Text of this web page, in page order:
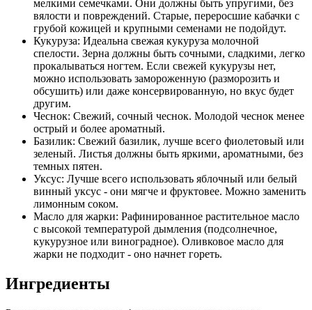
мелкими семечками. Они должны быть упругими, без
вялости и повреждений. Старые, переросшие кабачки с
грубой кожицей и крупными семенами не подойдут.
Кукуруза: Идеальна свежая кукуруза молочной
спелости. Зерна должны быть сочными, сладкими, легко
прокалываться ногтем. Если свежей кукурузы нет,
можно использовать замороженную (разморозить и
обсушить) или даже консервированную, но вкус будет
другим.
Чеснок: Свежий, сочный чеснок. Молодой чеснок менее
острый и более ароматный.
Базилик: Свежий базилик, лучше всего фиолетовый или
зеленый. Листья должны быть яркими, ароматными, без
темных пятен.
Уксус: Лучше всего использовать яблочный или белый
винный уксус - они мягче и фруктовее. Можно заменить
лимонным соком.
Масло для жарки: Рафинированное растительное масло
с высокой температурой дымления (подсолнечное,
кукурузное или виноградное). Оливковое масло для
жарки не подходит - оно начнет гореть.
Ингредиенты